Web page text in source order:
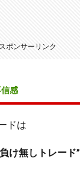
スポンサーリンク
感
ドは
け無しトレード”